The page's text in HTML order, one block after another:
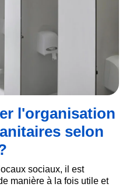
l'organisation
selon
sociaux, il est
manière à la fois utile et